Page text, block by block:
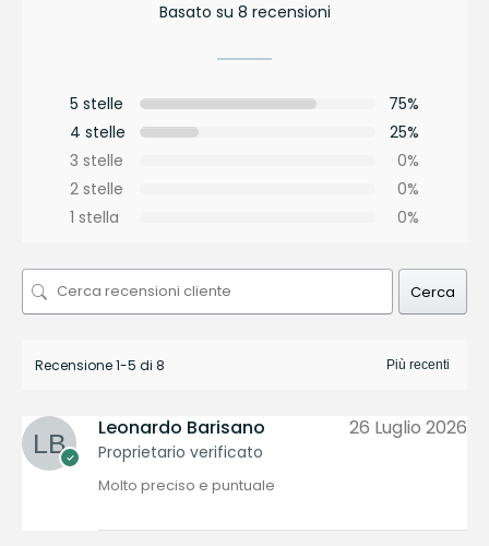
Basato su 8 recensioni
5 stelle
75%
4 stelle
25%
3 stelle
0%
2 stelle
0%
1 stella
0%
Cerca
Recensione 1-5 di 8
Leonardo Barisano
Proprietario verificato
26 Luglio 2026
Molto preciso e puntuale